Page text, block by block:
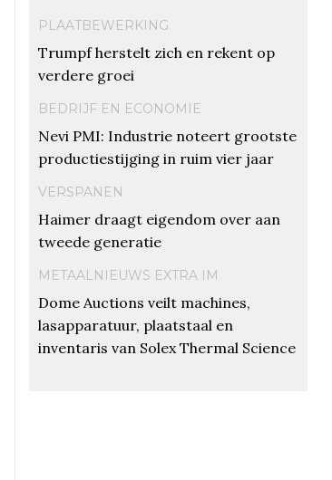
PLAATBEWERKING
Trumpf herstelt zich en rekent op
verdere groei
BEDRIJF EN ECONOMIE
Nevi PMI: Industrie noteert grootste
productiestijging in ruim vier jaar
VERSPANEN
Haimer draagt eigendom over aan
tweede generatie
METAALNIEUWS EXTRA IM
Dome Auctions veilt machines,
lasapparatuur, plaatstaal en
inventaris van Solex Thermal Science